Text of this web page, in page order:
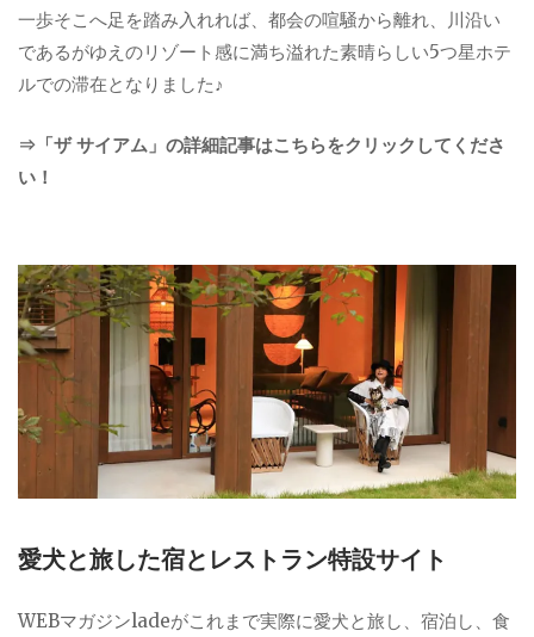
一歩そこへ足を踏み入れれば、都会の喧騒から離れ、川沿い
であるがゆえのリゾート感に満ち溢れた素晴らしい5つ星ホテ
ルでの滞在となりました♪
⇒「ザ サイアム」の詳細記事はこちらをクリックしてくださ
い！
愛犬と旅した宿とレストラン特設サイト
WEBマガジンladeがこれまで実際に愛犬と旅し、宿泊し、食